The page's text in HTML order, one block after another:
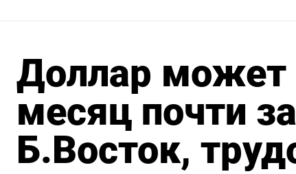
Доллар может
месяц почти
Б.Восток,